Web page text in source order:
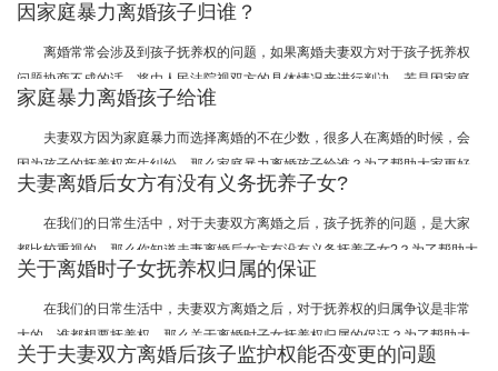
因家庭暴力离婚孩子归谁？
离婚常常会涉及到孩子抚养权的问题，如果离婚夫妻双方对于孩子抚养权
问题协商不成的话，将由人民法院视双方的具体情况来进行判决。若是因家庭
暴力离婚的话，孩子极大可能会判给没有家庭暴力行为的一方。那么您知道因
家庭暴力离婚孩子归谁？？武汉律师事务所小编为大家整理了相关的法律知
识，下面一起来看看吧，相信会对您有所帮助。
家庭暴力离婚孩子给谁
夫妻双方因为家庭暴力而选择离婚的不在少数，很多人在离婚的时候，会
因为孩子的抚养权产生纠纷，那么家庭暴力离婚孩子给谁？为了帮助大家更好
的了解相关法律知识，武汉律师事务所小编整理了相关的内容，我们一起来了
解一下吧。
夫妻离婚后女方有没有义务抚养子女?
在我们的日常生活中，对于夫妻双方离婚之后，孩子抚养的问题，是大家
都比较重视的，那么你知道夫妻离婚后女方有没有义务抚养子女?？为了帮助大
家更好的了解相关法律知识，武汉律师事务所小编整理了相关的内容，我们一
起来了解一下吧。
关于离婚时子女抚养权归属的保证
在我们的日常生活中，夫妻双方离婚之后，对于抚养权的归属争议是非常
大的，谁都想要抚养权，那么关于离婚时子女抚养权归属的保证？为了帮助大
家更好的了解相关法律知识，武汉律师事务所小编整理了相关的内容，我们一
关于夫妻双方离婚后孩子监护权能否变更的问题